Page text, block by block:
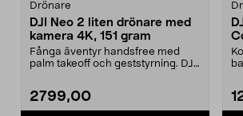
Drönare
DJI Neo 2 liten drönare med
kamera 4K, 151 gram
Fånga äventyr handsfree med
palm takeoff och geststyrning. DJI
2799,00